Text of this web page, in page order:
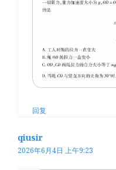
回复
qiusir
2026年6月4日 上午9:23